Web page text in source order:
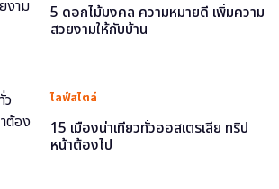
5 ดอกไม้มงคล ความหมายดี เพิ่มความ
สวยงามให้กับบ้าน
ไลฟ์สไตล์
15 เมืองน่าเที่ยวทั่วออสเตรเลีย ทริป
หน้าต้องไป